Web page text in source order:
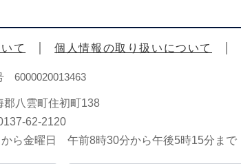
て 個人情報の取り扱いについて
八雲町住初町138
62-2120
ら金曜日 午前8時30分から午後5時15分まで